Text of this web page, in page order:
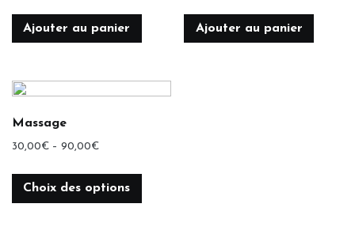
Ajouter au panier Ajouter au panier
Massage
30,00€ – 90,00€
Choix des options